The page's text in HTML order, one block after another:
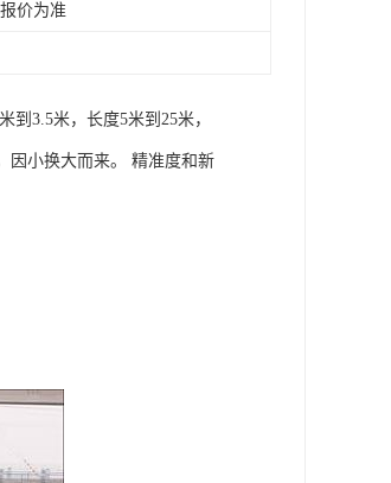
价为准
3.5米，长度5米到25米，
因小换大而来。 精准度和新